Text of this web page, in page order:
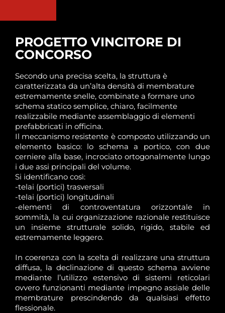
PROGETTO VINCITORE DI
CONCORSO
Secondo una precisa scelta, la struttura è
caratterizzata da un’alta densità di membrature
estremamente snelle, combinate a formare uno
schema statico semplice, chiaro, facilmente
realizzabile mediante assemblaggio di elementi
prefabbricati in officina.
Il meccanismo resistente è composto utilizzando un
elemento basico: lo schema a portico, con due
cerniere alla base, incrociato ortogonalmente lungo
i due assi principali del volume.
Si identificano così:
-telai (portici) trasversali
-telai (portici) longitudinali
-elementi di controventatura orizzontale in
sommità, la cui organizzazione razionale restituisce
un insieme strutturale solido, rigido, stabile ed
estremamente leggero.
In coerenza con la scelta di realizzare una struttura
diffusa, la declinazione di questo schema avviene
mediante l’utilizzo estensivo di sistemi reticolari
ovvero funzionanti mediante impegno assiale delle
membrature prescindendo da qualsiasi effetto
flessionale.